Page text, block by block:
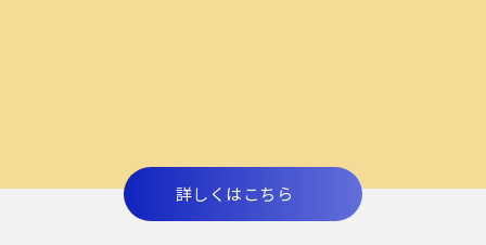
詳しくはこちら